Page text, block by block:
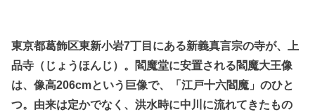
東京都葛飾区東新小岩7丁目にある新義真言宗の寺が、上
品寺（じょうほんじ）。閻魔堂に安置される閻魔大王像
は、像高206cmという巨像で、「江戸十六閻魔」のひと
つ。由来は定かでなく、洪水時に中川に流れてきたもの